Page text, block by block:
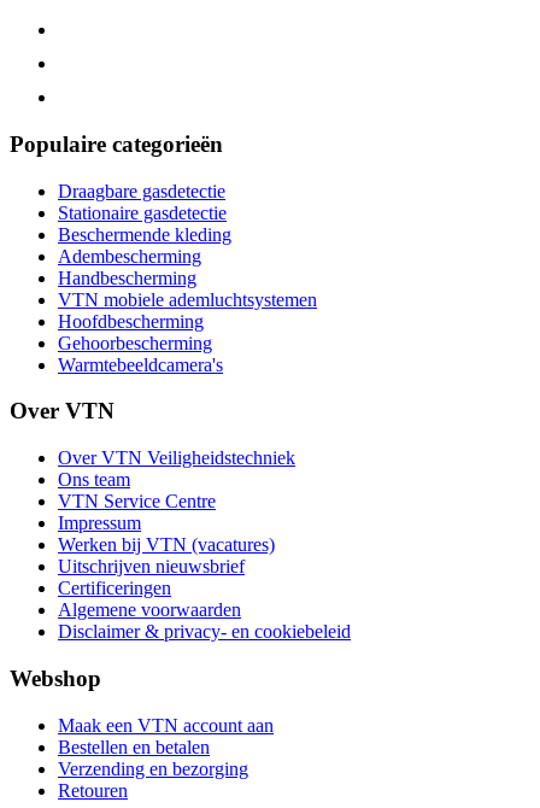
Populaire categorieën
Draagbare gasdetectie
Stationaire gasdetectie
Beschermende kleding
Adembescherming
Handbescherming
VTN mobiele ademluchtsystemen
Hoofdbescherming
Gehoorbescherming
Warmtebeeldcamera's
Over VTN
Over VTN Veiligheidstechniek
Ons team
VTN Service Centre
Impressum
Werken bij VTN (vacatures)
Uitschrijven nieuwsbrief
Certificeringen
Algemene voorwaarden
Disclaimer & privacy- en cookiebeleid
Webshop
Maak een VTN account aan
Bestellen en betalen
Verzending en bezorging
Retouren